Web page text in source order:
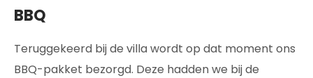
BBQ
Teruggekeerd bij de villa wordt op dat moment ons
BBQ-pakket bezorgd. Deze hadden we bij de